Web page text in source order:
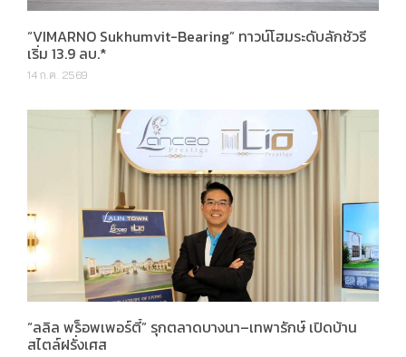
“VIMARNO Sukhumvit-Bearing” ทาวน์โฮมระดับลักชัวรี
เริ่ม 13.9 ลบ.*
14 ก.ค. 2569
“ลลิล พร็อพเพอร์ตี้” รุกตลาดบางนา–เทพารักษ์ เปิดบ้าน
สไตล์ฝรั่งเศส